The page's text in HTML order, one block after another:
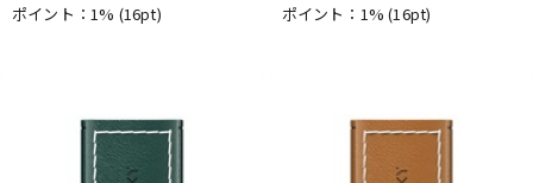
ポイント：1% (16pt) ポイント：1%(16pt)